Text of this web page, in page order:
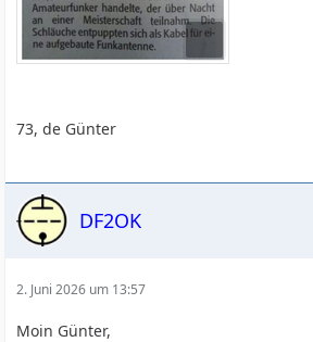
73, de Günter
DF2OK
2. Juni 2026 um 13:57
Moin Günter,